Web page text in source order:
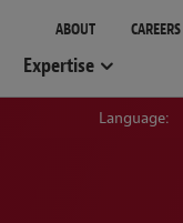
ABOUT CAREERS
Expertise
Language: